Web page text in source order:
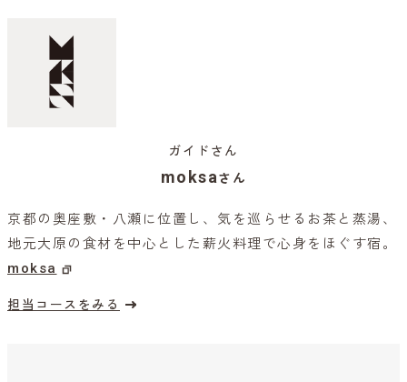
ガイドさん
moksaさん
京都の奥座敷・八瀬に位置し、気を巡らせるお茶と蒸湯、
地元大原の食材を中心とした薪火料理で心身をほぐす宿。
moksa
担当コースをみる